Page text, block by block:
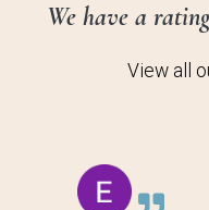
We have a
View all